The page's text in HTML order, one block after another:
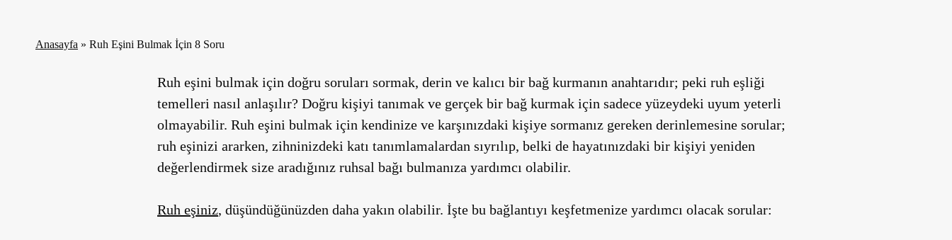
Anasayfa » Ruh Eşini Bulmak İçin 8 Soru
Ruh eşini bulmak için doğru soruları sormak, derin ve kalıcı bir bağ kurmanın anahtarıdır; peki ruh eşliği
temelleri nasıl anlaşılır? Doğru kişiyi tanımak ve gerçek bir bağ kurmak için sadece yüzeydeki uyum yeterli
olmayabilir. Ruh eşini bulmak için kendinize ve karşınızdaki kişiye sormanız gereken derinlemesine sorular;
ruh eşinizi ararken, zihninizdeki katı tanımlamalardan sıyrılıp, belki de hayatınızdaki bir kişiyi yeniden
değerlendirmek size aradığınız ruhsal bağı bulmanıza yardımcı olabilir.
Ruh eşiniz, düşündüğünüzden daha yakın olabilir. İşte bu bağlantıyı keşfetmenize yardımcı olacak sorular: